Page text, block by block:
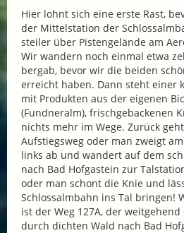
Hier lohnt sich eine erste Rast,
der Mittelstation der
steiler über Pistengelände am
Wir wandern noch einmal etwa
bergab, bevor wir die beiden
erreicht haben. Dann steht einer
mit Produkten aus der eigenen
(Fundneralm), frischgebackenen
nichts mehr im Wege. Zurück
Aufstiegsweg oder man zweigt
links ab und wandert auf dem
nach Bad Hofgastein zur
oder man schont die Knie und
Schlossalmbahn ins Tal bringen!
ist der Weg 127A, der
durch dichten Wald nach Bad